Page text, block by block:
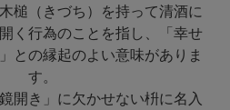
槌（きづち）を持って清酒に
く行為のことを指し、「幸せ
との縁起のよい意味がありま
す。
開き」に欠かせない枡に名入